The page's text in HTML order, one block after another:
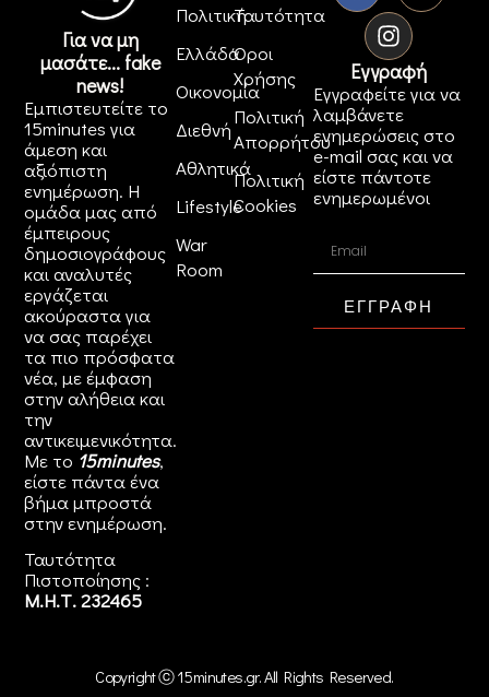
Για να μη
μασάτε... fake
news!
Εμπιστευτείτε το
15minutes για
άμεση και
αξιόπιστη
ενημέρωση. Η
ομάδα μας από
έμπειρους
δημοσιογράφους
και αναλυτές
εργάζεται
ακούραστα για
να σας παρέχει
τα πιο πρόσφατα
νέα, με έμφαση
στην αλήθεια και
την
αντικειμενικότητα.
Με το 15minutes,
είστε πάντα ένα
βήμα μπροστά
στηνενημέρωση.
Ταυτότητα
Πιστοποίησης :
Μ.Η.Τ. 232465
Πολιτική
Ελλάδα
Οικονομία
Διεθνή
Αθλητικά
Lifestyle
War
Room
Ταυτότητα
Όροι
Χρήσης
Πολιτική
Απορρήτου
Πολιτική
Cookies
Εγγραφή
Εγγραφείτε για να
λαμβάνετε
ενημερώσεις στο
e-mail σας και να
είστε πάντοτε
ενημερωμένοι
ΕΓΓΡΑΦΗ
Copyright ⓒ 15minutes.gr. All Rights Reserved.